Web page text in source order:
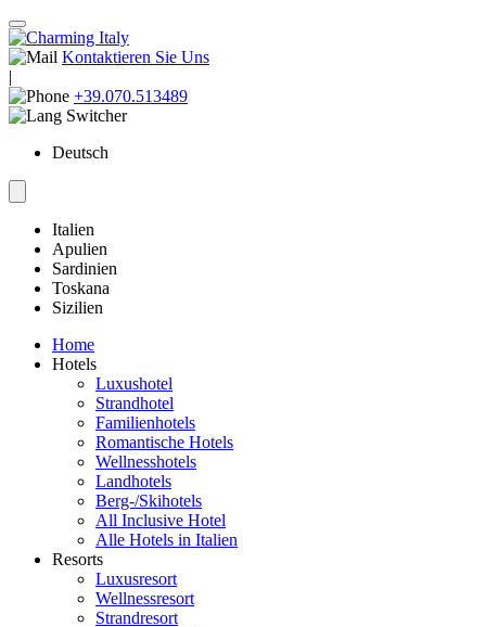
Kontaktieren Sie Uns
|
+39.070.513489
Deutsch
Italien
Apulien
Sardinien
Toskana
Sizilien
Home
Hotels
Luxushotel
Strandhotel
Familienhotels
Romantische Hotels
Wellnesshotels
Landhotels
Berg-/Skihotels
All Inclusive Hotel
Alle Hotels in Italien
Resorts
Luxusresort
Wellnessresort
Strandresort